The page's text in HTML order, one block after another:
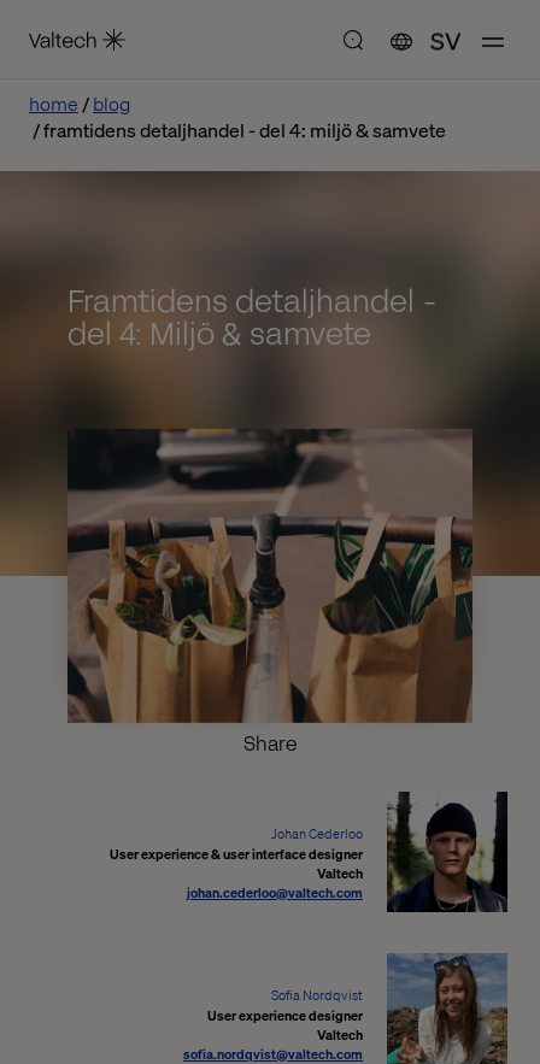
SV
home
blog
framtidens detaljhandel - del 4: miljö & samvete
Framtidens detaljhandel -
del 4: Miljö & samvete
Share
Johan Cederloo
User experience & user interface designer
Valtech
johan.cederloo@valtech.com
Sofia Nordqvist
User experience designer
Valtech
sofia.nordqvist@valtech.com